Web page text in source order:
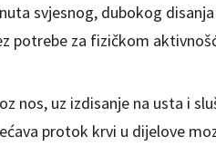
svjesnog, dubokog
potrebe za fizičkom
nos, uz izdisanje na usta i
protok krvi u dijelove